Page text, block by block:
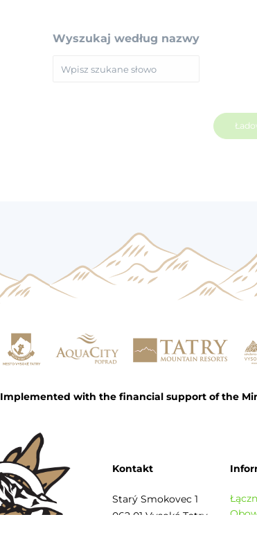
Wyszukaj według nazwy
Implemented with the financial support of the
Kontakt
Starý Smokovec 1
062 01 Vysoké Tatry